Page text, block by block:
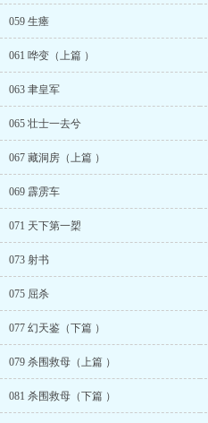
059 生瘗
061 哗变（上篇 ）
063 聿皇军
065 壮士一去兮
067 藏洞房（上篇 ）
069 霹雳车
071 天下第一槊
073 射书
075 屈杀
077 幻天鉴（下篇 ）
079 杀围救母（上篇 ）
081 杀围救母（下篇 ）